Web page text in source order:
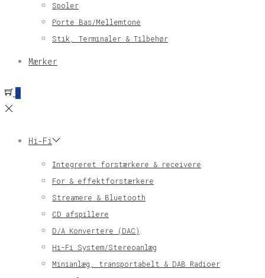
Spoler
Porte Bas/Mellemtone
Stik, Terminaler & Tilbehør
Mærker
0
Hi-Fi
Integreret forstærkere & receivere
For & effektforstærkere
Streamere & Bluetooth
CD afspillere
D/A Konvertere (DAC)
Hi-Fi System/Stereoanlæg
Minianlæg, transportabelt & DAB Radioer